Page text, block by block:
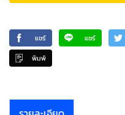
แชร์ แชร์
พิมพ์